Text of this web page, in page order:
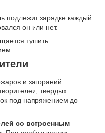
подлежит зарядке каждый
он или нет.
тушить
и загораний
твердых
под напряжением до
со встроенным